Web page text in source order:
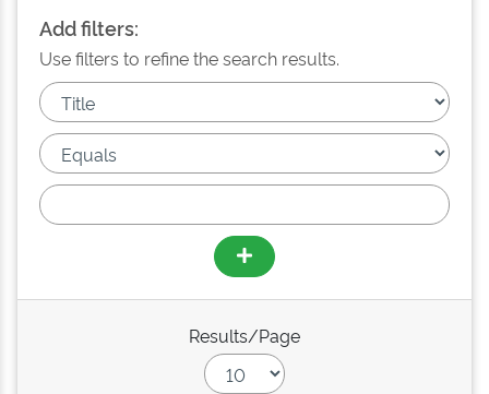
Add filters:
Use filters to refine the search results.
Results/Page